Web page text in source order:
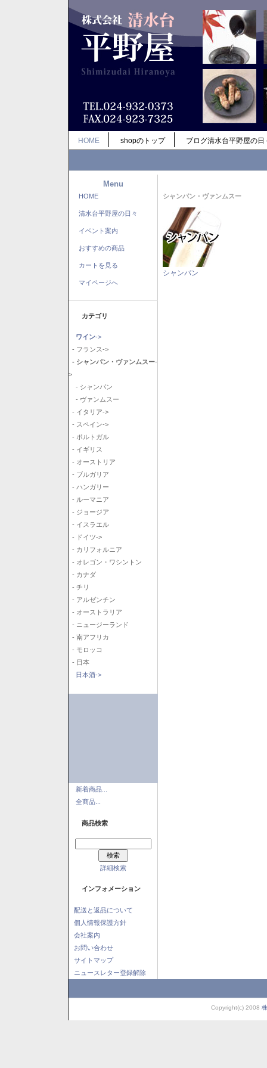
HOME shopのトップ ブログ清水台平野屋の日
Menu
HOME
清水台平野屋の日々
イベント案内
おすすめの商品
カートを見る
マイページへ
カテゴリ
ワイン->
- フランス->
- シャンパン・ヴァンムスー-
>
- シャンパン
- ヴァンムスー
- イタリア->
- スペイン->
- ポルトガル
- イギリス
- オーストリア
- ブルガリア
- ハンガリー
- ルーマニア
- ジョージア
- イスラエル
- ドイツ->
- カリフォルニア
- オレゴン・ワシントン
- カナダ
- チリ
- アルゼンチン
- オーストラリア
- ニュージーランド
- 南アフリカ
- モロッコ
- 日本
日本酒->
新着商品...
全商品...
商品検索
詳細検索
インフォメーション
配送と返品について
個人情報保護方針
会社案内
お問い合わせ
サイトマップ
ニュースレター登録解除
シャンパン・ヴァンムスー
シャンパン
Copyright(c) 2008